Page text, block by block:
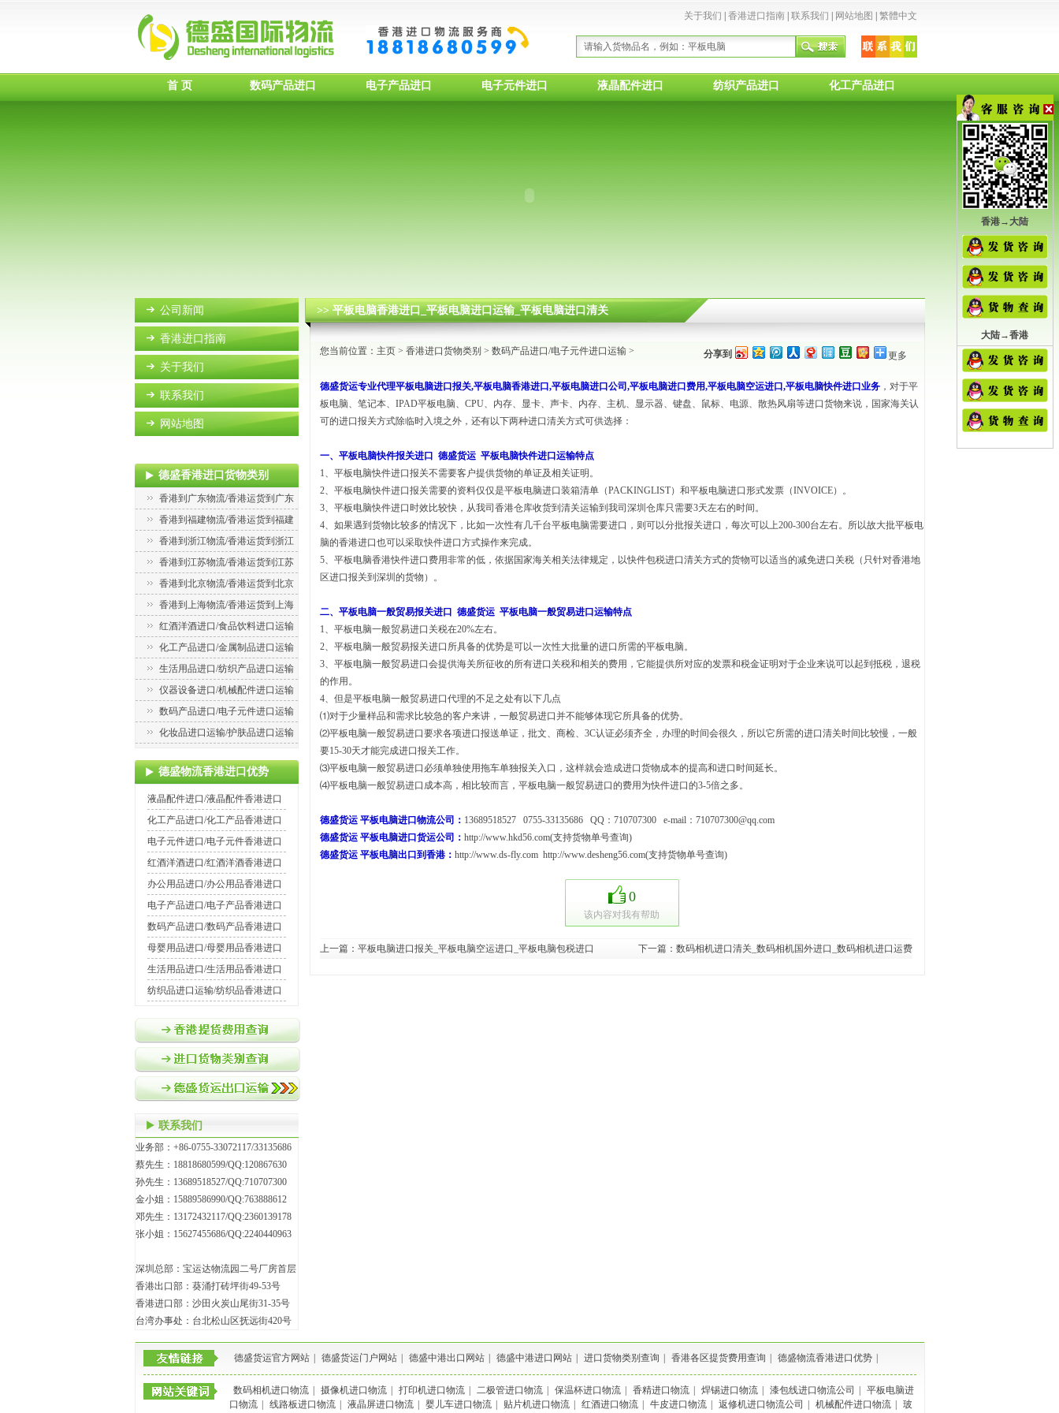
关于我们 香港进口指南| 联系我们 网站地图 繁體中文
首 页 数码产品进口 电子产品进口 电子元件进口 液晶配件进口 纺织产品进口 化工产品进口
公司新闻
香港进口指南
关于我们
联系我们
网站地图
德盛香港进口货物类别
香港到广东物流/香港运货到广东
香港到福建物流/香港运货到福建
香港到浙江物流/香港运货到浙江
香港到江苏物流/香港运货到江苏
香港到北京物流/香港运货到北京
香港到上海物流/香港运货到上海
红酒洋酒进口/食品饮料进口运输
化工产品进口/金属制品进口运输
生活用品进口/纺织产品进口运输
仪器设备进口/机械配件进口运输
数码产品进口/电子元件进口运输
化妆品进口运输/护肤品进口运输
德盛物流香港进口优势
液晶配件进口/液晶配件香港进口
化工产品进口/化工产品香港进口
电子元件进口/电子元件香港进口
红酒洋酒进口/红酒洋酒香港进口
办公用品进口/办公用品香港进口
电子产品进口/电子产品香港进口
数码产品进口/数码产品香港进口
母婴用品进口/母婴用品香港进口
生活用品进口/生活用品香港进口
纺织品进口运输/纺织品香港进口
联系我们
业务部：+86-0755-33072117/33135686
蔡先生：18818680599/QQ:120867630
孙先生：13689518527/QQ:710707300
金小姐：15889586990/QQ:763888612
邓先生：13172432117/QQ:2360139178
张小姐：15627455686/QQ:2240440963
深圳总部：宝运达物流园二号厂房首层
香港出口部：葵涌打砖坪街49-53号
香港进口部：沙田火炭山尾街31-35号
台湾办事处：台北松山区抚远街420号
>> 平板电脑香港进口_平板电脑进口运输_平板电脑进口清关
您当前位置： 主页> 香港进口货物类别 > 数码产品进口/电子元件进口运输> 分享到 更多
德盛货运专业代理平板电脑进口报关,平板电脑香港进口,平板电脑进口公司,平板电脑进口费用,平板电脑空运进口,平板电脑快件进口业务，对于平
板电脑、笔记本、IPAD平板电脑、CPU、内存、显卡、声卡、内存、主机、显示器、键盘、鼠标、电源、散热风扇等进口货物来说，国家海关认
可的进口报关方式除临时入境之外，还有以下两种进口清关方式可供选择：
一、平板电脑快件报关进口 德盛货运平板电脑快件进口运输特点
1、平板电脑快件进口报关不需要客户提供货物的单证及相关证明。
2、 平板电脑快件进口报关需要的资料仅仅是平板电脑进口装箱清单（PACKINGLIST）和平板电脑进口形式发票（INVOICE）。
3、平板电脑快件进口时效比较快，从我司香港仓库收货到清关运输到我司深圳仓库只需要3天左右的时间。
4、如果遇到货物比较多的情况下，比如一次性有几千台平板电脑需要进口，则可以分批报关进口，每次可以上200-300台左右。所以故大批平板电
脑的香港进口也可以采取快件进口方式操作来完成。
5、平板电脑香港快件进口费用非常的低，依据国家海关相关法律规定，以快件包税进口清关方式的货物可以适当的减免进口关税（只针对香港地
区进口报关到深圳的货物）。
二、平板电脑一般贸易报关进口 德盛货运平板电脑一般贸易进口运输特点
1、平板电脑一般贸易进口关税在20%左右。
2、 平板电脑一般贸易报关进口所具备的优势是可以一次性大批量的进口所需的平板电脑。
3、平板电脑一般贸易进口会提供海关所征收的所有进口关税和相关的费用，它能提供所对应的发票和税金证明对于企业来说可以起到抵税，退税
的作用。
4、但是平板电脑一般贸易进口代理的不足之处有以下几点
⑴对于少量样品和需求比较急的客户来讲，一般贸易进口并不能够体现它所具备的优势。
⑵平板电脑一般贸易进口要求各项进口报送单证，批文、商检、3C认证必须齐全，办理的时间会很久，所以它所需的进口清关时间比较慢，一般
要15-30天才能完成进口报关工作。
⑶平板电脑一般贸易进口 必须单独使用拖车单独报关入口，这样就会造成进口货物成本的提高和进口时间延长。
⑷平板电脑一般贸易进口成本高，相比较而言，平板电脑一般贸易进口的费用为快件进口的3-5倍之多。
德盛货运 平板电脑进口物流公司： 13689518527 0755-33135686 QQ：710707300 e-mail：710707300@qq.com
德盛货运 平板电脑进口货运公司： http://www.hkd56.com(支持货物单号查询)
德盛货运 平板电脑出口到香港： http://www.ds-fly.com http://www.desheng56.com(支持货物单号查询)
0
该内容对我有帮助
上一篇： 平板电脑进口报关_平板电脑空运进口_平板电脑包税进口 下一篇： 数码相机进口清关_数码相机国外进口_数码相机进口运费
德盛货运官方网站 德盛货运门户网站 德盛中港出口网站 德盛中港进口网站 进口货物类别查询 香港各区提货费用查询 德盛物流香港进口优势
数码相机进口物流 摄像机进口物流 打印机进口物流 二极管进口物流 保温杯进口物流 香精进口物流 焊锡进口物流 漆包线进口物流公司
平板电脑进
口物流
线路板进口物流 液晶屏进口物流 婴儿车进口物流 贴片机进口物流 红酒进口物流 牛皮进口物流 返修机进口物流公司 机械配件进口物流 玻
香港→大陆
大陆→香港